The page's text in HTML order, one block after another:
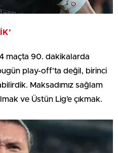
4 maçta 90. dakikalarda
play-off’ta değil, birinci
Maksadımız sağlam
ve Üstün Lig’e çıkmak.